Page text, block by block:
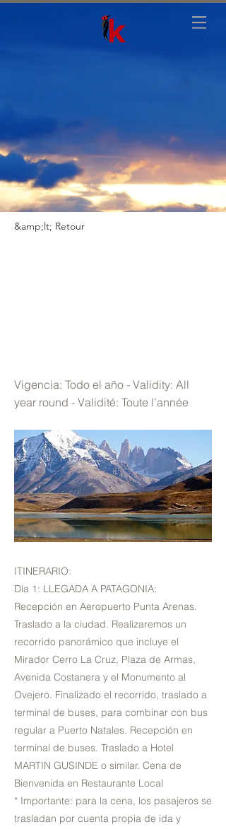
&amp;lt; Retour
Vigencia: Todo el año - Validity: All
year round - Validité: Toute l’année
ITINERARIO:
Día 1: LLEGADA A PATAGONIA:
Recepción en Aeropuerto Punta Arenas.
Traslado a la ciudad. Realizaremos un
recorrido panorámico que incluye el
Mirador Cerro La Cruz, Plaza de Armas,
Avenida Costanera y el Monumento al
Ovejero. Finalizado el recorrido, traslado a
terminal de buses, para combinar con bus
regular a Puerto Natales. Recepción en
terminal de buses. Traslado a Hotel
MARTIN GUSINDE o similar. Cena de
Bienvenida en Restaurante Local
* Importante: para la cena, los pasajeros se
trasladan por cuenta propia de ida y